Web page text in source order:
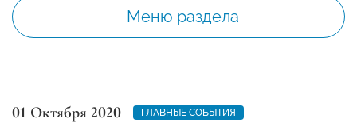
Меню раздела
01 Октября 2020 ГЛАВНЫЕ СОБЫТИЯ